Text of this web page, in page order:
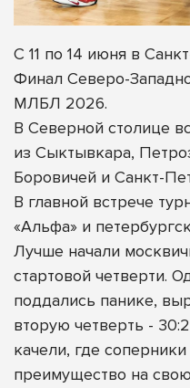
С 11 по 14 июня в
Финал Северо-
МЛБЛ 2026.
В Северной столице
из Сыктывкара,
Боровичей и Санкт-
В главной встрече
«Альфа» и
Лучше начали
стартовой четверти.
поддались панике,
вторую четверть -
качели, где
преимущество на